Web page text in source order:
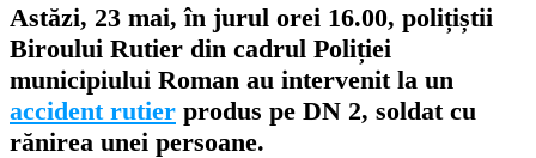
Astăzi, 23 mai, în jurul orei 16.00, polițiștii
Biroului Rutier din cadrul Poliției
municipiului Roman au intervenit la un
accident rutier produs pe DN 2, soldat cu
rănirea unei persoane.